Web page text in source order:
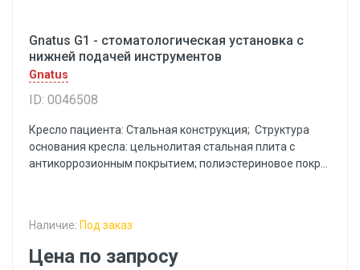
Gnatus G1 - стоматологическая установка с
нижней подачей инструментов
Gnatus
ID: 0046508
Кресло пациента: Стальная конструкция; Структура
основания кресла: цельнолитая стальная плита с
антикоррозионным покрытием; полиэстериновое покр...
Наличие: Под заказ
Цена по запросу